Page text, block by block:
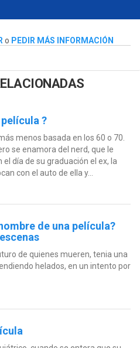
o PEDIR MÁS INFORMACIÓN
?
menos basada en los 60 o 70.
se enamora del nerd, que le
día de su graduación el ex, la
con el auto de ella y...
de una película?
de quienes mueren, tenia una
helados, en un intento por